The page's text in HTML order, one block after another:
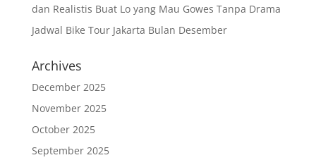
dan Realistis Buat Lo yang Mau Gowes Tanpa Drama
Jadwal Bike Tour Jakarta Bulan Desember
Archives
December 2025
November 2025
October 2025
September 2025